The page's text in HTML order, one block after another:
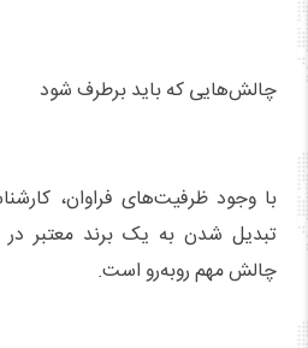
چالش‌هایی که باید برطرف شود
با وجود ظرفیت‌های فراوان،
تبدیل شدن به یک برند معتبر
چالش مهم روبه‌رو است.